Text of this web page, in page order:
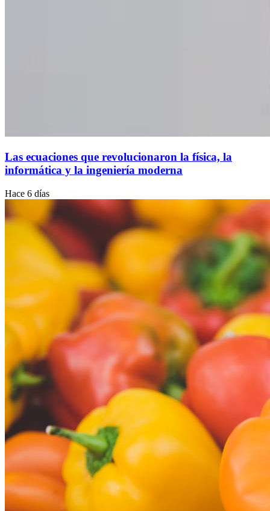
Las ecuaciones que revolucionaron la física, la
informática y la ingeniería moderna
Hace 6 días